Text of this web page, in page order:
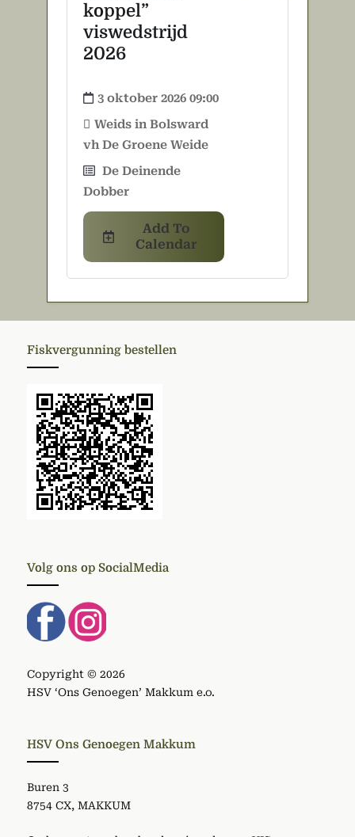
koppel”
viswedstrijd
2026
3 oktober 2026 09:00
Weids in Bolsward
vh De Groene Weide
De Deinende
Dobber
Add To
Calendar
Fiskvergunning bestellen
Volg ons op SocialMedia
Copyright © 2026
HSV ‘Ons Genoegen’ Makkum e.o.
HSV Ons Genoegen Makkum
Buren 3
8754 CX, MAKKUM